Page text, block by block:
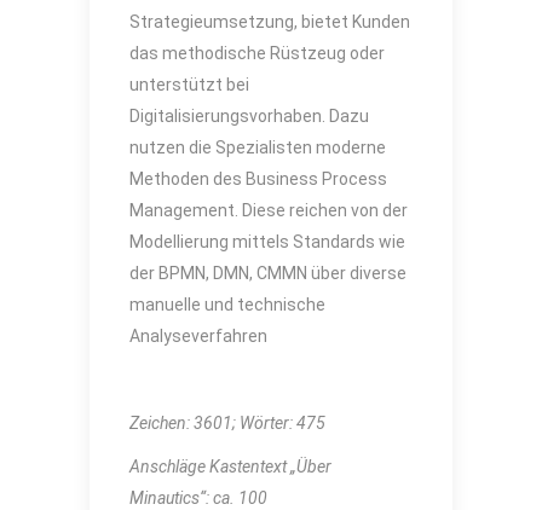
Strategieumsetzung, bietet Kunden
das methodische Rüstzeug oder
unterstützt bei
Digitalisierungsvorhaben. Dazu
nutzen die Spezialisten moderne
Methoden des Business Process
Management. Diese reichen von der
Modellierung mittels Standards wie
der BPMN, DMN, CMMN über diverse
manuelle und technische
Analyseverfahren
Zeichen:3601; Wörter:475
Anschläge Kastentext „Über
Minautics“: ca. 100